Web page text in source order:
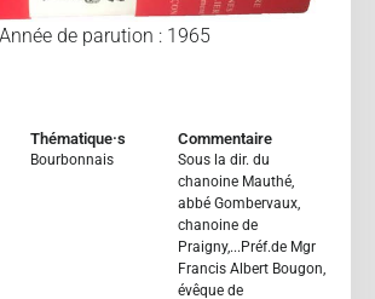
Année de parution : 1965
Thématique·s
Bourbonnais
Commentaire
Sous la dir. du
chanoine Mauthé,
abbé Gombervaux,
chanoine de
Praigny,...Préf.de Mgr
Francis Albert Bougon,
évêque de